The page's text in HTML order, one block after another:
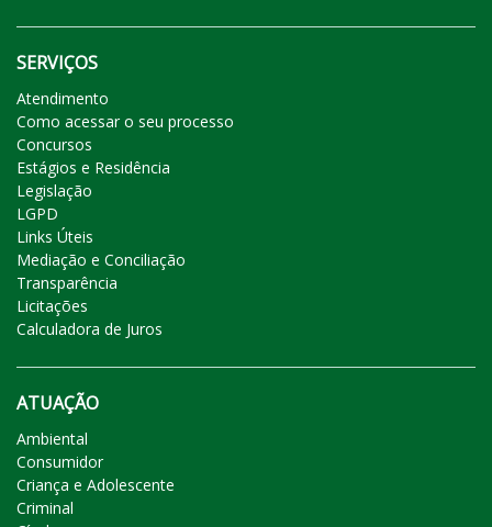
SERVIÇOS
Atendimento
Como acessar o seu processo
Concursos
Estágios e Residência
Legislação
LGPD
Links Úteis
Mediação e Conciliação
Transparência
Licitações
Calculadora de Juros
ATUAÇÃO
Ambiental
Consumidor
Criança e Adolescente
Criminal